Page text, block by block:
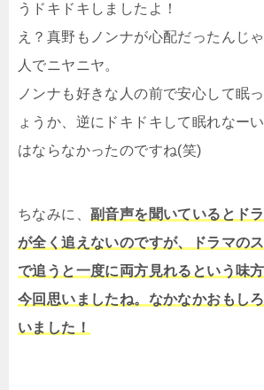
うドキドキしましたよ！
え？真野もノンナが心配だったんじ
人でニヤニヤ。
ノンナも好きな人の前で安心して眠
ょうか、逆にドキドキして眠れなー
はならなかったのですね(笑)
ちなみに、 副音声を聞いているとド
が全く追えないのですが、ドラマの
で追うと一度に両方見れるという味
今回思いましたね。なかなかおもし
いました！